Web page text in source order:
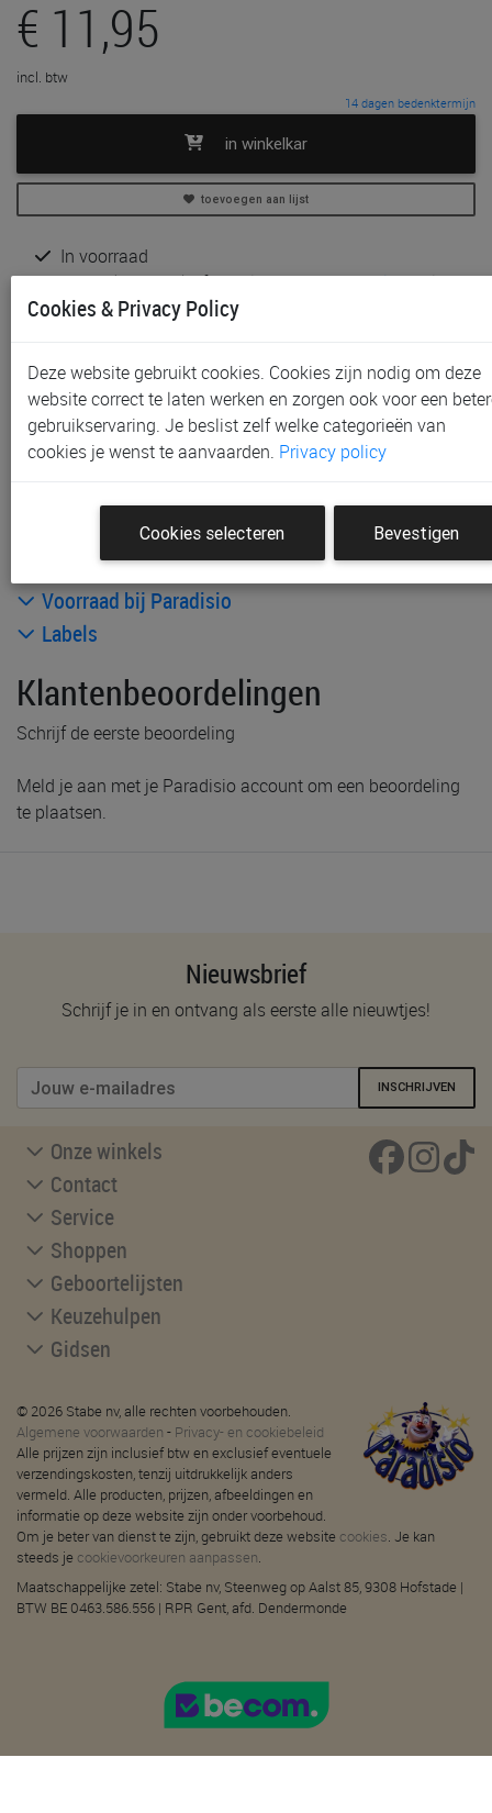
€ 11,95
incl. btw
14 dagen bedenktermijn
in winkelkar
toevoegen aan lijst
In voorraad
Gratis (en direct) af te halen in onzewinkelte Aalst,
Gent, Sint-Niklaas en Waregem
Andere artikelen uit deze collectie:
Productinformatie & specificaties
Voorraad bij Paradisio
Labels
Klantenbeoordelingen
Schrijf de eerste beoordeling
Meld je aan met je Paradisio account om een beoordeling
te plaatsen.
Nieuwsbrief
Schrijf je in en ontvang als eerste alle nieuwtjes!
INSCHRIJVEN
Onze winkels
Contact
Service
Shoppen
Geboortelijsten
Keuzehulpen
Gidsen
© 2026 Stabe nv, alle rechten voorbehouden.
Algemene voorwaarden - Privacy- en cookiebeleid
Alle prijzen zijn inclusief btw en exclusief eventuele
verzendingskosten, tenzij uitdrukkelijk anders
vermeld. Alle producten, prijzen, afbeeldingen en
informatie op deze website zijn onder voorbehoud.
Om je beter van dienst te zijn, gebruikt deze website cookies. Je kan
steeds je cookievoorkeuren aanpassen.
Maatschappelijke zetel: Stabe nv, Steenweg op Aalst 85, 9308 Hofstade |
BTW BE 0463.586.556 | RPR Gent, afd. Dendermonde
Cookies & Privacy Policy
Deze website gebruikt cookies. Cookies zijn nodig om deze
website correct te laten werken en zorgen ook voor een
gebruikservaring. Je beslist zelf welke categorieën van
cookies je wenst te aanvaarden. Privacy policy
Cookies selecteren Bevestigen